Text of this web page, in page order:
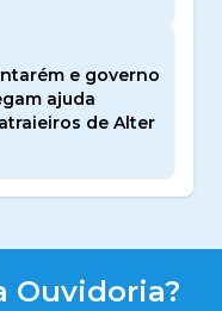
e governo
ajuda
de Alter
Ouvidoria?